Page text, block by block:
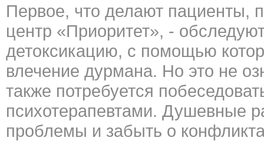
Первое, что делают пациенты,
центр «Приоритет», -
детоксикацию, с помощью
влечение дурмана. Но это не
также потребуется
психотерапевтами. Душевные
проблемы и забыть о